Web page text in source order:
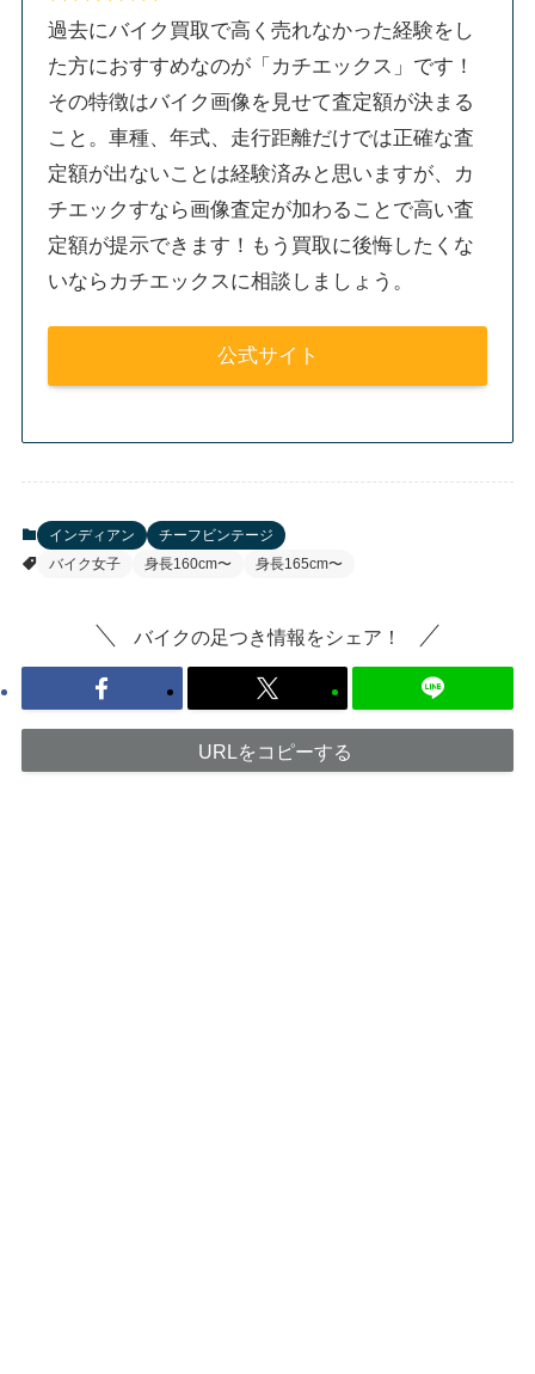
過去にバイク買取で高く売れなかった経験をし
た方におすすめなのが「カチエックス」です！
その特徴はバイク画像を見せて査定額が決まる
こと。車種、年式、走行距離だけでは正確な査
定額が出ないことは経験済みと思いますが、カ
チエックすなら画像査定が加わることで高い査
定額が提示できます！もう買取に後悔したくな
いならカチエックスに相談しましょう。
公式サイト
インディアン
チーフビンテージ
バイク女子
身長160cm〜 身長165cm〜
バイクの足つき情報をシェア！
URLをコピーする